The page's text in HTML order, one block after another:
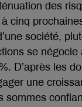
des
cinq
société,
se
D’après les
une
sommes